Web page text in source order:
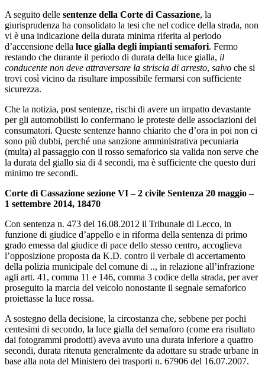
A seguito delle sentenze della Corte di Cassazione, la
giurisprudenza ha consolidato la tesi che nel codice della strada, non
vi è una indicazione della durata minima riferita al periodo
d’accensione della luce gialla degli impianti semafori. Fermo
restando che durante il periodo di durata della luce gialla, il
conducente non deve attraversare la striscia di arresto, salvo che si
trovi così vicino da risultare impossibile fermarsi con sufficiente
sicurezza.
Che la notizia, post sentenze, rischi di avere un impatto devastante
per gli automobilisti lo confermano le proteste delle associazioni dei
consumatori. Queste sentenze hanno chiarito che d’ora in poi non ci
sono più dubbi, perché una sanzione amministrativa pecuniaria
(multa) al passaggio con il rosso semaforico sia valida non serve che
la durata del giallo sia di 4 secondi, ma è sufficiente che questo duri
minimo tre secondi.
Corte di Cassazione sezione VI – 2 civile Sentenza 20 maggio –
1 settembre 2014, 18470
Con sentenza n. 473 del 16.08.2012 il Tribunale di Lecco, in
funzione di giudice d’appello e in riforma della sentenza di primo
grado emessa dal giudice di pace dello stesso centro, accoglieva
l’opposizione proposta da K.D. contro il verbale di accertamento
della polizia municipale del comune di .., in relazione all’infrazione
agli artt. 41, comma 11 e 146, comma 3 codice della strada, per aver
proseguito la marcia del veicolo nonostante il segnale semaforico
proiettasse la luce rossa.
A sostegno della decisione, la circostanza che, sebbene per pochi
centesimi di secondo, la luce gialla del semaforo (come era risultato
dai fotogrammi prodotti) aveva avuto una durata inferiore a quattro
secondi, durata ritenuta generalmente da adottare su strade urbane in
base alla nota del Ministero dei trasporti n. 67906 del 16.07.2007.